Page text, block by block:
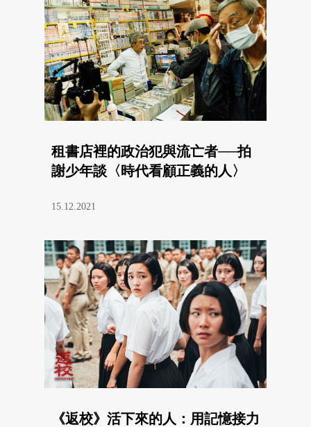
租書店裡的政治犯與流亡者──拍
謝少年談〈時代看顧正義的人〉
15.12.2021
《返校》活下來的人：用記憶接力